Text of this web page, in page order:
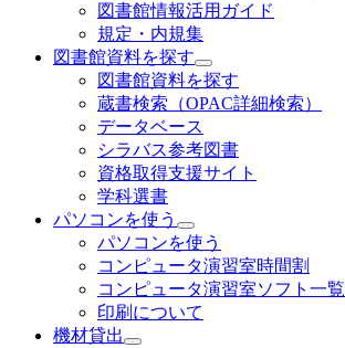
図書館情報活用ガイド
規定・内規集
図書館資料を探す
図書館資料を探す
蔵書検索（OPAC詳細検索）
データベース
シラバス参考図書
資格取得支援サイト
学科選書
パソコンを使う
パソコンを使う
コンピュータ演習室時間割
コンピュータ演習室ソフト一覧
印刷について
機材貸出